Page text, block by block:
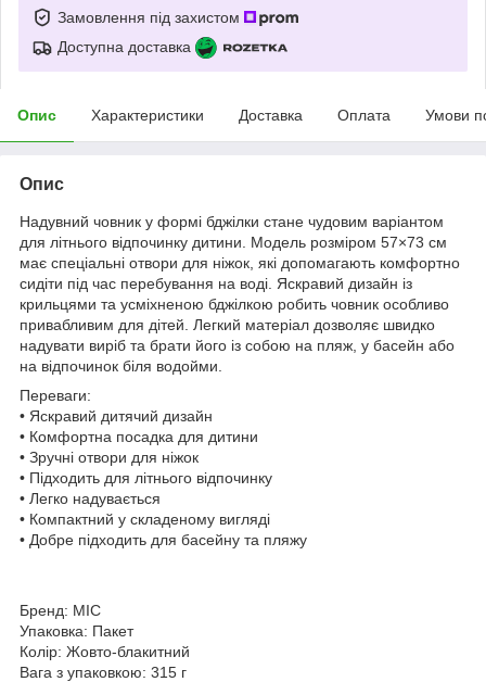
Замовлення під захистом
Доступна доставка
Опис Характеристики Доставка Оплата Умови
Опис
Надувний човник у формі бджілки стане чудовим варіантом
для літнього відпочинку дитини. Модель розміром 57×73 см
має спеціальні отвори для ніжок, які допомагають комфортно
сидіти під час перебування на воді. Яскравий дизайн із
крильцями та усміхненою бджілкою робить човник особливо
привабливим для дітей. Легкий матеріал дозволяє швидко
надувати виріб та брати його із собою на пляж, у басейн або
на відпочинок біля водойми.
Переваги:
• Яскравий дитячий дизайн
• Комфортна посадка для дитини
• Зручні отвори для ніжок
• Підходить для літнього відпочинку
• Легко надувається
• Компактний у складеному вигляді
• Добре підходить для басейну та пляжу
Бренд: MIC
Упаковка: Пакет
Колір: Жовто-блакитний
Вага з упаковкою: 315 г